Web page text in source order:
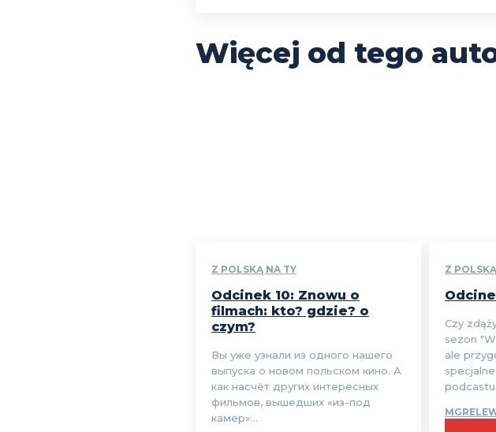
Więcej od tego
Z POLSKĄ NA TY
Odcinek 10: Znowu o
filmach: kto? gdzie? o
czym?
Вы уже узнали из одного нашего
выпуска о новом польском кино. А
как насчёт других интересных
фильмов, вышедших «из-под
камер»...
Z
Czy
sezon
ale
podcastu